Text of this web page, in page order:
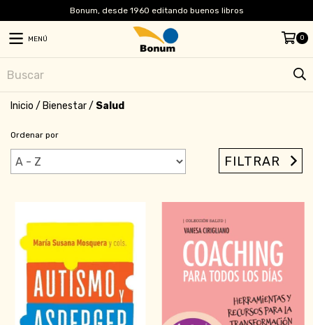
Bonum, desde 1960 editando buenos libros
MENÚ 0
Inicio / Bienestar/ Salud
Ordenar por
FILTRAR